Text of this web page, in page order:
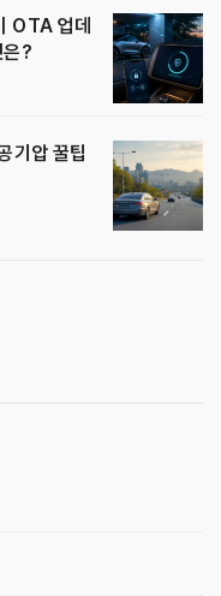
OTA 업데
은?
기압 꿀팁